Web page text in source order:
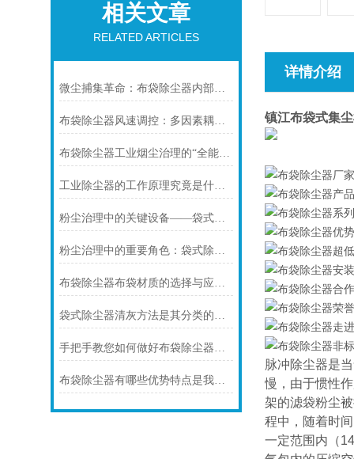
相关文章
RELATED ARTICLES
微尘捕集革命：布袋除尘器内部结构全解析与模块化创新
布袋除尘器风速调控：多因素耦合下的效率优化密码
布袋除尘器工业烟尘治理的“全能卫士”适配指南
工业除尘器的工作原理究竟是什么呢？
粉尘治理中的关键设备——袋式除尘器的原理与应用
粉尘治理中的重要角色：袋式除尘器的应用与发展
布袋除尘器布袋材质的选择与应用分析
袋式除尘器清灰方法是其分类的主要标志
手把手教您如何做好布袋除尘器的维护保养工作
布袋除尘器有哪些优势特点是我们不知道的
详情介绍
镇江布袋式集
脉冲除尘器是
慢，由于惯性
架的滤袋粉尘
程中，随着时
一定范围内（